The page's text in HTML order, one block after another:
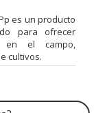
es un producto
para ofrecer
en el campo,
cultivos.